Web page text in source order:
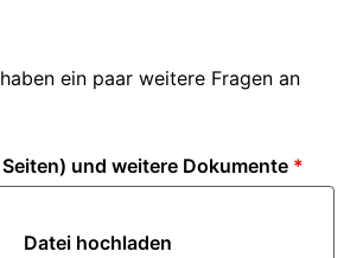
ein paar weitere Fragen an
und weitere Dokumente *
Datei hochladen